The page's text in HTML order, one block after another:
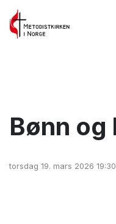
Bønn og
torsdag 19. mars 2026 19:30